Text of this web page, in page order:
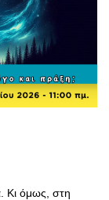
Κι όμως, στη